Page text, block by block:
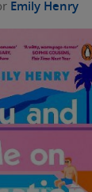
Emily Henry